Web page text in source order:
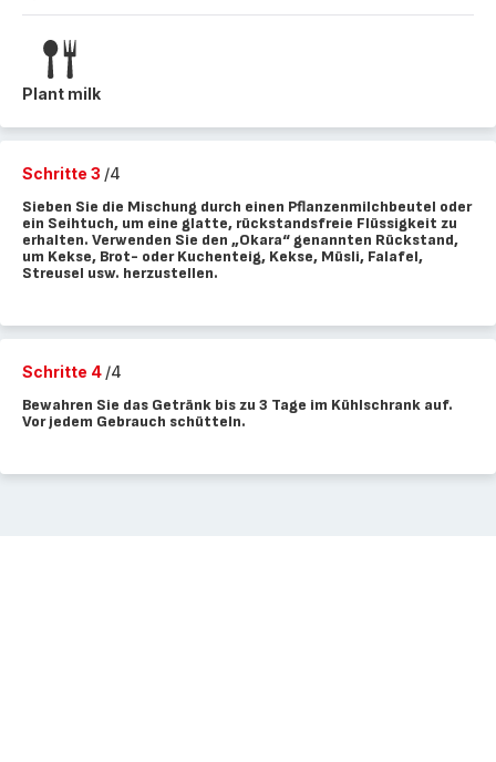
Plant milk
Schritte 3 /4
Sieben Sie die Mischung durch einen Pflanzenmilchbeutel oder
ein Seihtuch, um eine glatte, rückstandsfreie Flüssigkeit zu
erhalten. Verwenden Sie den „Okara“ genannten Rückstand,
um Kekse, Brot- oder Kuchenteig, Kekse, Müsli, Falafel,
Streusel usw. herzustellen.
Schritte 4 /4
Bewahren Sie das Getränk bis zu 3 Tage im Kühlschrank auf.
Vor jedem Gebrauch schütteln.